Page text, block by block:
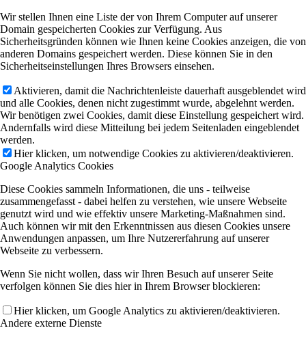
Wir stellen Ihnen eine Liste der von Ihrem Computer auf unserer
Domain gespeicherten Cookies zur Verfügung. Aus
Sicherheitsgründen können wie Ihnen keine Cookies anzeigen, die von
anderen Domains gespeichert werden. Diese können Sie in den
Sicherheitseinstellungen Ihres Browsers einsehen.
Aktivieren, damit die Nachrichtenleiste dauerhaft ausgeblendet wird
und alle Cookies, denen nicht zugestimmt wurde, abgelehnt werden.
Wir benötigen zwei Cookies, damit diese Einstellung gespeichert wird.
Andernfalls wird diese Mitteilung bei jedem Seitenladen eingeblendet
werden.
Hier klicken, um notwendige Cookies zu aktivieren/deaktivieren.
Google Analytics Cookies
Diese Cookies sammeln Informationen, die uns - teilweise
zusammengefasst - dabei helfen zu verstehen, wie unsere Webseite
genutzt wird und wie effektiv unsere Marketing-Maßnahmen sind.
Auch können wir mit den Erkenntnissen aus diesen Cookies unsere
Anwendungen anpassen, um Ihre Nutzererfahrung auf unserer
Webseite zu verbessern.
Wenn Sie nicht wollen, dass wir Ihren Besuch auf unserer Seite
verfolgen können Sie dies hier in Ihrem Browser blockieren:
Hier klicken, um Google Analytics zu aktivieren/deaktivieren.
Andere externe Dienste